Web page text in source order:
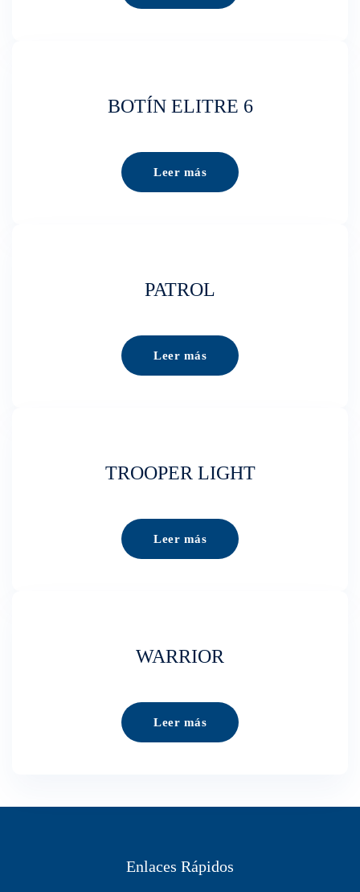
BOTÍN ELITRE 6
Leer más
PATROL
Leer más
TROOPER LIGHT
Leer más
WARRIOR
Leer más
Enlaces Rápidos